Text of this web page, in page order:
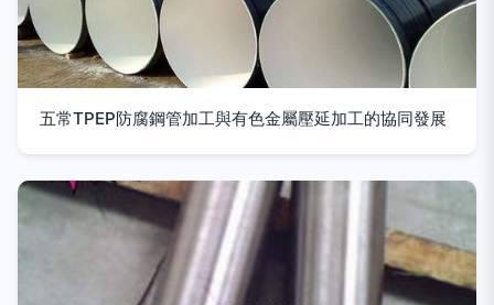
五常TPEP防腐鋼管加工與有色金屬壓延加工的協同發展